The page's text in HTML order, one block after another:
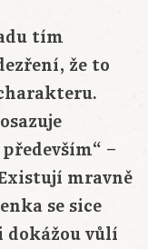
tím
že to
–
mravně
se sice
dokážou vůlí